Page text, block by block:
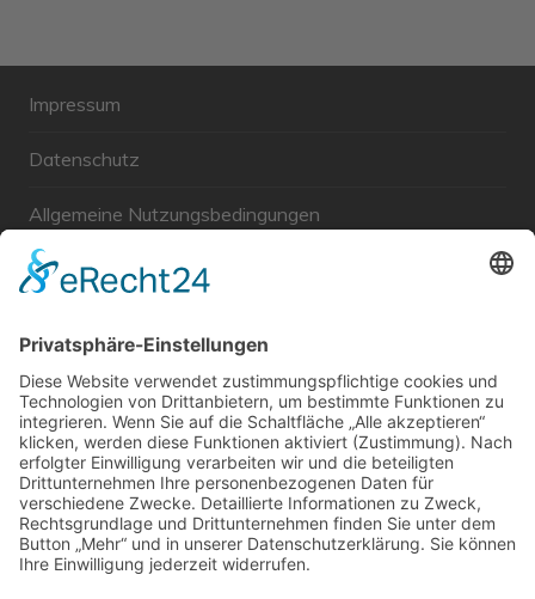
Impressum
Datenschutz
Allgemeine Nutzungsbedingungen
Links
Unabhängige WählerGemeinschaft Gröbenzell
Wir sind ein Querschnitt der Gesellschaft bezüglich des
Alters, der Berufe, Herkunft, Interessen und Ansichten.
Bei uns kann man nicht Mitglied werden und wir haben
keine starren Strukturen, aber dafür viel Energie und